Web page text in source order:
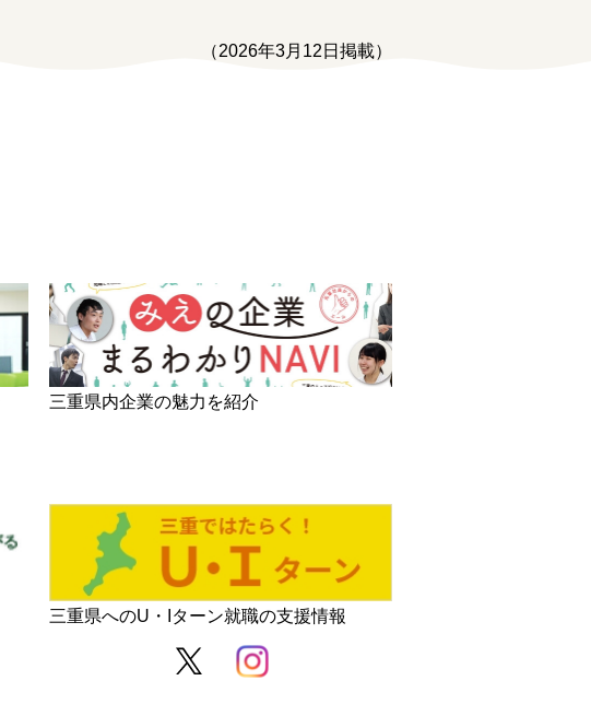
（2026年3月12日掲載）
三重県内企業の魅力を紹介
三重県へのU・Iターン就職の支援情報